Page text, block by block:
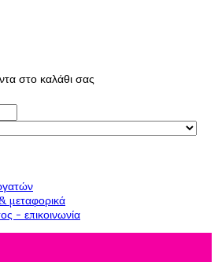
στο καλάθι σας
μεταφορικά
- επικοινωνία